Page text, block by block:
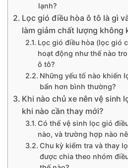
lạnh?
Lọc gió điều hòa ô tô là gì
làm giảm chất lượng không
Lọc gió điều hòa (lọc gió
hoạt động như thế nào
ô tô?
Những yếu tố nào khiến
bẩn hơn bình thường?
Khi nào chủ xe nên vệ sinh
khi nào cần thay mới?
Có thể vệ sinh lọc gió
nào, và trường hợp nào
Chu kỳ kiểm tra và thay
được chia theo nhóm